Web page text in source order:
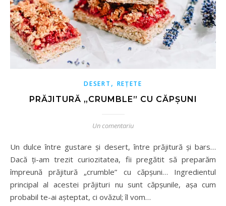
DESERT , REȚETE
PRĂJITURĂ „CRUMBLE” CU CĂPȘUNI
Un comentariu
Un dulce între gustare și desert, între prăjitură și bars…
Dacă ți-am trezit curiozitatea, fii pregătit să preparăm
împreună prăjitură „crumble” cu căpșuni… Ingredientul
principal al acestei prăjituri nu sunt căpșunile, așa cum
probabil te-ai așteptat, ci ovăzul; îl vom…